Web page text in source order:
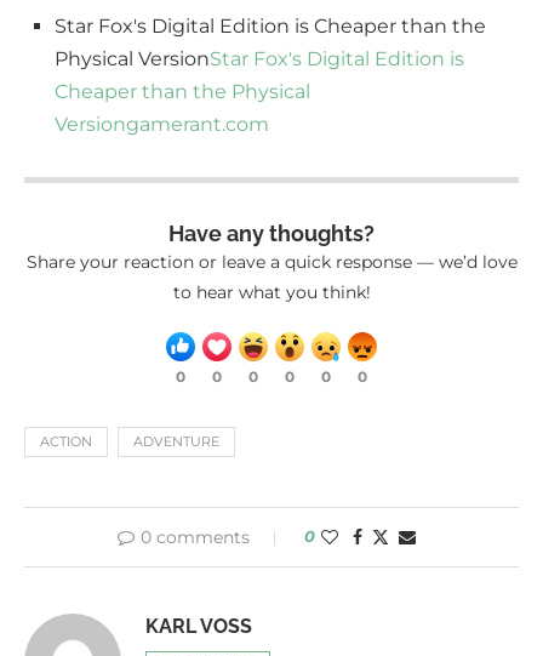
Star Fox's Digital Edition is Cheaper than the
Physical VersionStar Fox's Digital Edition is
Cheaper than the Physical
Versiongamerant.com
Have any thoughts?
Share your reaction or leave a quick response — we’d love
to hear what you think!
0 0 0 0 0 0
ACTION ADVENTURE
0 comments 0
KARL VOSS